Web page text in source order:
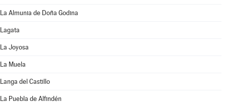
La Almunia de Doña Godina
Lagata
La Joyosa
La Muela
Langa del Castillo
La Puebla de Alfindén